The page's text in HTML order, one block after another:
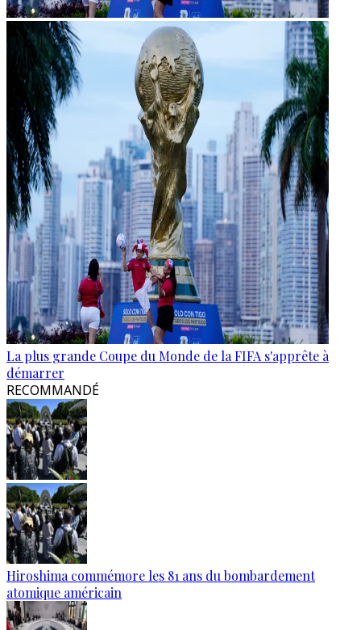
La plus grande Coupe du Monde de la FIFA s'apprête à
démarrer
RECOMMANDÉ
Hiroshima commémore les 81 ans du bombardement
atomique américain